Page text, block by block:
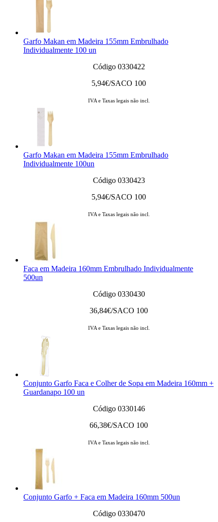
Garfo Makan em Madeira 155mm Embrulhado
Individualmente 100 un
Código 0330422
5,94€/SACO 100
IVA e Taxas legais não incl.
Garfo Makan em Madeira 155mm Embrulhado
Individualmente 100un
Código 0330423
5,94€/SACO 100
IVA e Taxas legais não incl.
Faca em Madeira 160mm Embrulhado Individualmente
500un
Código 0330430
36,84€/SACO 100
IVA e Taxas legais não incl.
Conjunto Garfo Faca e Colher de Sopa em Madeira 160mm +
Guardanapo 100 un
Código 0330146
66,38€/SACO 100
IVA e Taxas legais não incl.
Conjunto Garfo + Faca em Madeira 160mm 500un
Código 0330470